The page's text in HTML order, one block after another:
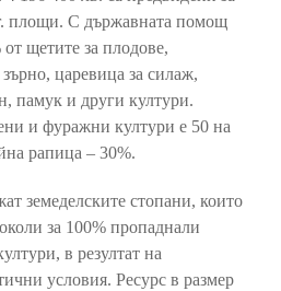
площи. С държавната помощ
щетите за плодове,
царевица за силаж,
памук и други култури.
и фуражни култури е 50 на
рапица – 30%.
земеделските стопани, които
за 100% пропаднали
в резултат на
условия. Ресурс в размер